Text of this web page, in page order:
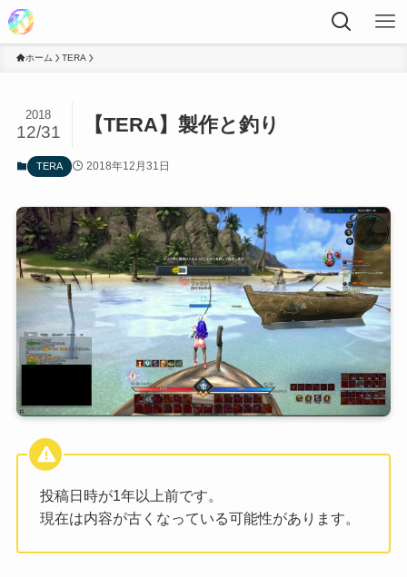
ホーム TERA
【TERA】製作と釣り
2018
12/31
TERA 2018年12月31日
投稿日時が1年以上前です。
現在は内容が古くなっている可能性があります。